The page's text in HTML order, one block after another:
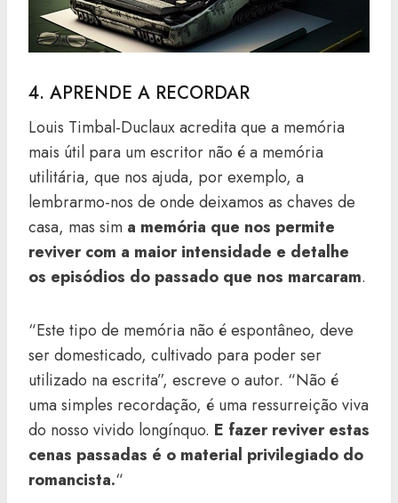
4. APRENDE A RECORDAR
Louis Timbal-Duclaux acredita que a memória
mais útil para um escritor não é a memória
utilitária, que nos ajuda, por exemplo, a
lembrarmo-nos de onde deixamos as chaves de
casa, mas sim a memória que nos permite
reviver com a maior intensidade e detalhe
os episódios do passado que nos marcaram.
“Este tipo de memória não é espontâneo, deve
ser domesticado, cultivado para poder ser
utilizado na escrita”, escreve o autor. “Não é
uma simples recordação, é uma ressurreição viva
do nosso vivido longínquo. E fazer reviver estas
cenas passadas é o material privilegiado do
romancista.“